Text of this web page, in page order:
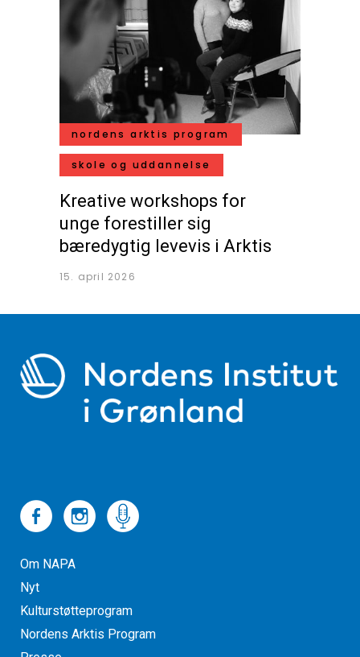
nordens arktis program
skole og uddannelse
Kreative workshops for
unge forestiller sig
bæredygtig levevis i Arktis
15. april 2026
Om NAPA
Nyt
Kulturstøtteprogram
Nordens Arktis Program